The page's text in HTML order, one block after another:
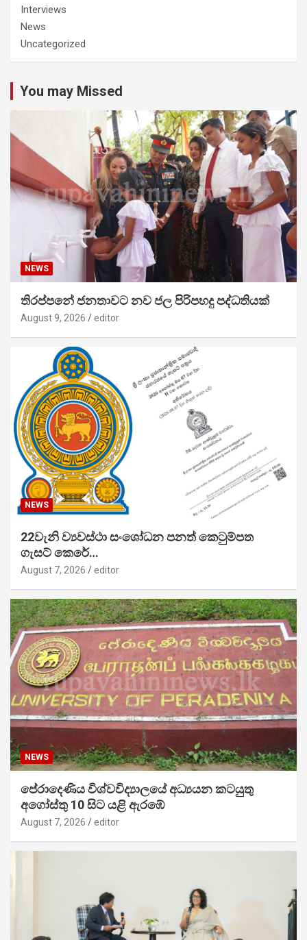
Interviews
News
Uncategorized
You may Missed
NEWS
තිරප්පනේ ජනතාවට නව ජල පිරිපහදු පද්ධතියක්
August 9, 2026 editor
NEWS
22වැනි ව්‍යවස්ථා සංශෝධන පනත් කෙටුම්පත
ගැසට් කෙරේ…
August 7, 2026 editor
NEWS
පේරාදෙණිය විශ්වවිද්‍යාලයේ අධ්‍යයන කටයුතු
අගෝස්තු 10 සිට යළි ඇරඹේ
August 7, 2026 editor